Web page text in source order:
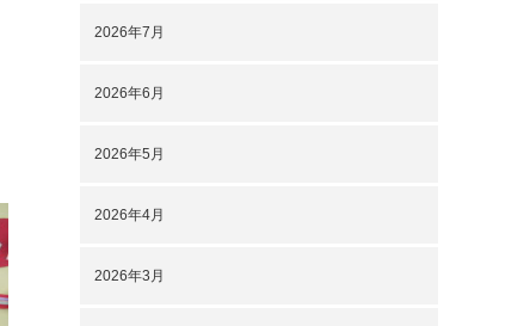
2026年7月
2026年6月
2026年5月
2026年4月
2026年3月